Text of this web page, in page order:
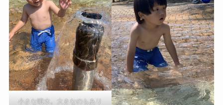
小さな噴水。大きなのもあり